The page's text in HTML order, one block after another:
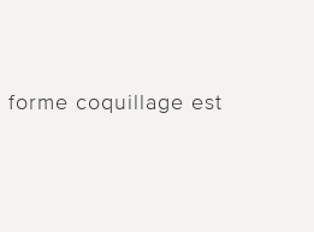
coquillage est